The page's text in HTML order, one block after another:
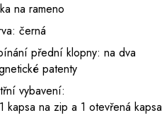
na rameno
černá
přední klopny: na dva
patenty
vybavení:
1 kapsa na zip a 1 otevřená kapsa